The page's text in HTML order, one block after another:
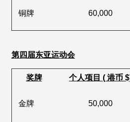
铜牌 60,000
第四届东亚运动会
奖牌 个人项目 ( 港币
金牌 50,000